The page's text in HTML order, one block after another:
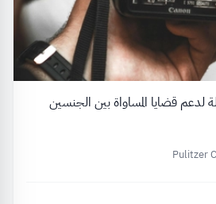
قضايا المساواة بين الجنسين
Pulitzer